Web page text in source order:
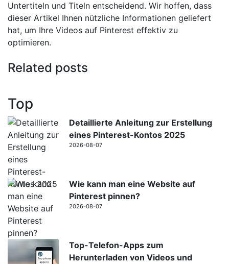
Untertiteln und Titeln entscheidend. Wir hoffen, dass
dieser Artikel Ihnen nützliche Informationen geliefert
hat, um Ihre Videos auf Pinterest effektiv zu
optimieren.
Related posts
Top
Detaillierte Anleitung zur Erstellung
eines Pinterest-Kontos 2025
2026-08-07
Wie kann man eine Website auf
Pinterest pinnen?
2026-08-07
Top-Telefon-Apps zum
Herunterladen von Videos und